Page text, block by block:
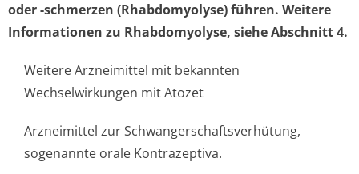
oder -schmerzen (Rhabdomyolyse) führen. Weitere
Informationen zu Rhabdomyolyse, siehe Abschnitt 4.
Weitere Arzneimittel mit bekannten
Wechselwirkungen mit Atozet
Arzneimittel zur Schwangerschaf­tsverhütung,
sogenannte orale Kontrazeptiva.